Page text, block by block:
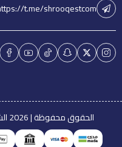
t.me/shrooqestcom
الحقوق محفوظة | 2026